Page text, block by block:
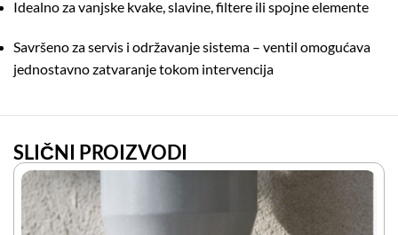
Idealno za vanjske kvake, slavine, filtere ili spojne elemente
Savršeno za servis i održavanje sistema – ventil omogućava
jednostavno zatvaranje tokom intervencija
SLIČNI PROIZVODI